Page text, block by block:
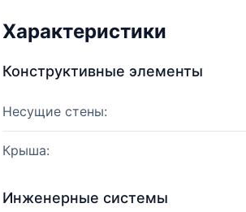
Характеристики
Конструктивные элементы
Несущие стены:
Крыша:
Инженерные системы